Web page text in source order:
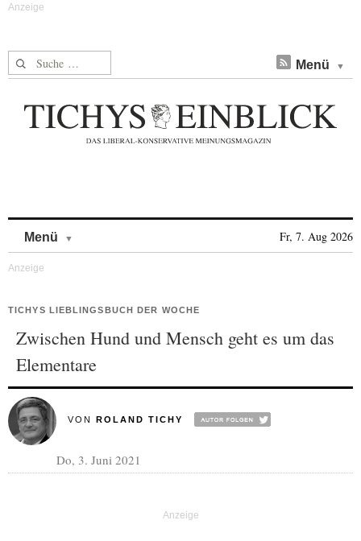
Suche nach: Menü
Menü Fr, 7. Aug 2026
TICHYS LIEBLINGSBUCH DER WOCHE
Zwischen Hund und Mensch geht es um das
Elementare
VON ROLAND TICHY
Do, 3. Juni 2021